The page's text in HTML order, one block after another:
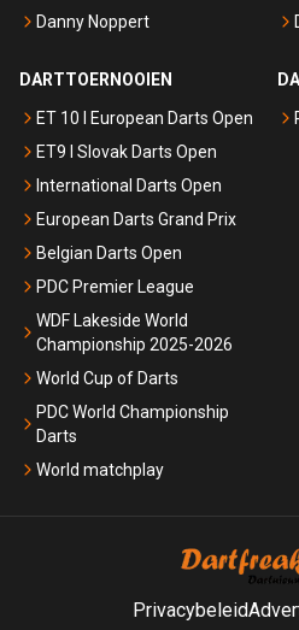
Danny Noppert
DARTTOERNOOIEN
ET 10 I European Darts Open
ET9 I Slovak Darts Open
International Darts Open
European Darts Grand Prix
Belgian Darts Open
PDC Premier League
WDF Lakeside World
Championship 2025-2026
World Cup of Darts
PDC World Championship
Darts
World matchplay
Privacybeleid